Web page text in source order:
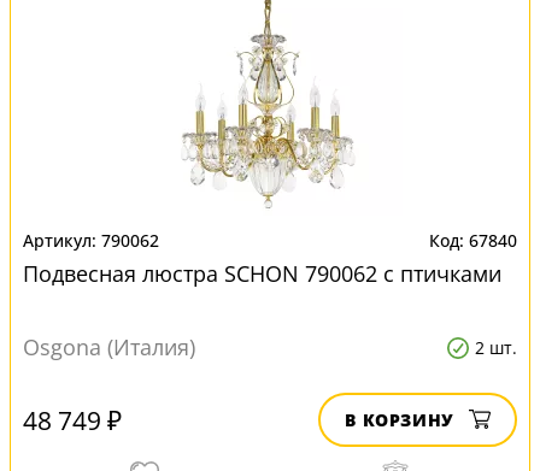
790062 67840
Подвесная люстра SCHON 790062 с птичками
Osgona (Италия) 2 шт.
48 749 ₽ В КОРЗИНУ